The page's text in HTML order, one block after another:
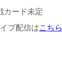
ード未定
ブ配信はこちら